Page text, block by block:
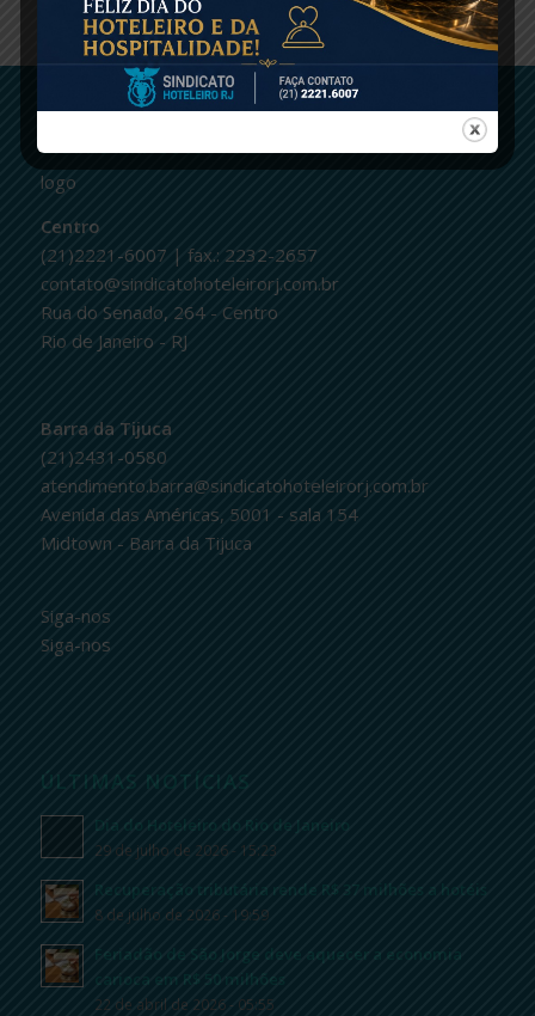
ENTRE EM CONTATO
logo
Centro
(21)2221-6007 | fax.: 2232-2657
contato@sindicatohoteleirorj.com.br
Rua do Senado, 264 - Centro
Rio de Janeiro - RJ
Barra da Tijuca
(21)2431-0580
atendimento.barra@sindicatohoteleirorj.com.br
Avenida das Américas, 5001 - sala 154
Midtown - Barra da Tijuca
Siga-nos
Siga-nos
ÚLTIMAS NOTÍCIAS
Dia do Hoteleiro do Rio de Janeiro
29 de julho de 2026 - 15:23
Recuperação tributária rende R$ 37 milhões a hotéis
8 de julho de 2026 - 19:59
Feriadão de São Jorge deve aquecer a economia
carioca em R$ 50 milhões
22 de abril de 2026 - 05:55